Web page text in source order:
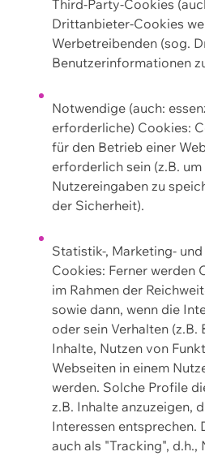
Third-Party-Cookies
Drittanbieter-Cookies
Werbetreibenden (sog.
Benutzerinformationen
Notwendige (auch:
erforderliche) Cookies:
für den Betrieb einer
erforderlich sein (z.B.
Nutzereingaben zu
der Sicherheit).
Statistik-, Marketing-
Cookies: Ferner werden
im Rahmen der
sowie dann, wenn die
oder sein Verhalten
Inhalte, Nutzen von
Webseiten in einem
werden. Solche Profile
z.B. Inhalte anzuzeigen,
Interessen entsprechen.
auch als "Tracking",